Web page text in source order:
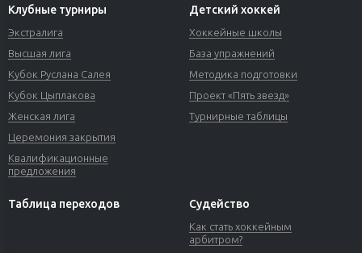
Клубные турниры
Экстралига
Высшая лига
Кубок Руслана Салея
Кубок Цыплакова
Женская лига
Церемония закрытия
Квалификационные
предложения
Детский хоккей
Хоккейные школы
База упражнений
Методика подготовки
Проект «Пять звезд»
Турнирные таблицы
Таблица переходов Судейство
Как стать хоккейным
арбитром?